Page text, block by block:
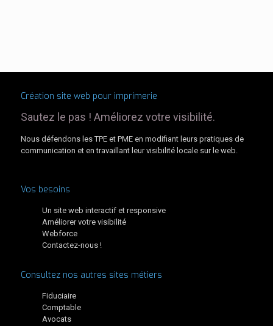
Création site web pour imprimerie
Sautez le pas ! Améliorez votre visibilité.
Nous défendons les TPE et PME en modifiant leurs pratiques de
communication et en travaillant leur visibilité locale sur le web.
Vos besoins
Un site web interactif et responsive
Améliorer votre visibilité
Webforce
Contactez-nous !
Consultez nos autres sites métiers
Fiduciaire
Comptable
Avocats